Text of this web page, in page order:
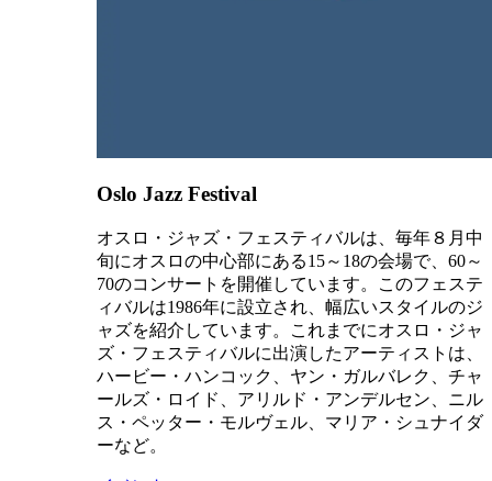
Oslo Jazz Festival
オスロ・ジャズ・フェスティバルは、毎年８月中
旬にオスロの中心部にある15～18の会場で、60～
70のコンサートを開催しています。このフェステ
ィバルは1986年に設立され、幅広いスタイルのジ
ャズを紹介しています。これまでにオスロ・ジャ
ズ・フェスティバルに出演したアーティストは、
ハービー・ハンコック、ヤン・ガルバレク、チャ
ールズ・ロイド、アリルド・アンデルセン、ニル
ス・ペッター・モルヴェル、マリア・シュナイダ
ーなど。